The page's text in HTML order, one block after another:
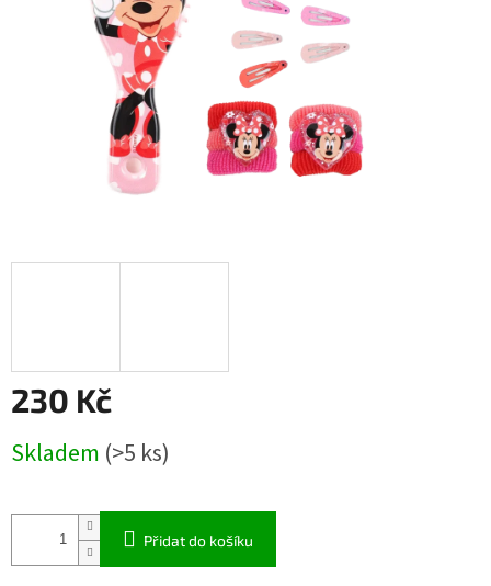
230 Kč
cena:
Skladem (>5 ks)
Přidat do košíku